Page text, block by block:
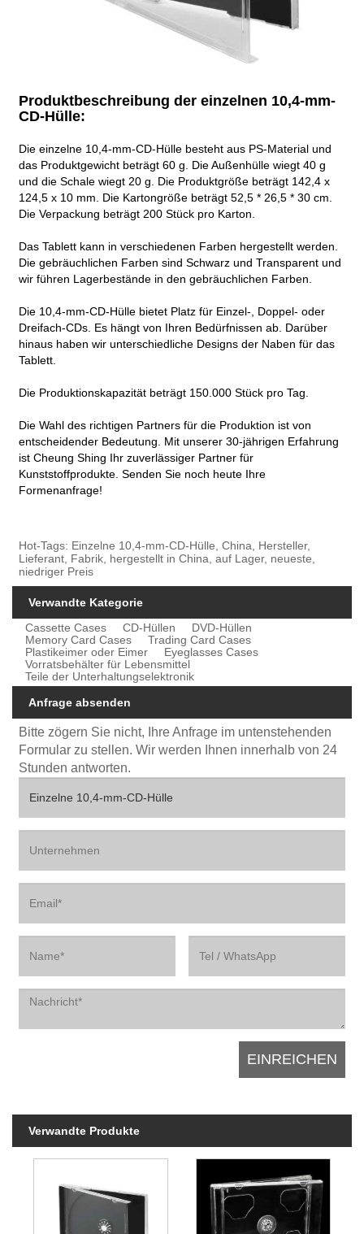
Produktbeschreibung der einzelnen 10,4-mm-
CD-Hülle:
Die einzelne 10,4-mm-CD-Hülle besteht aus PS-Material und
das Produktgewicht beträgt 60 g. Die Außenhülle wiegt 40 g
und die Schale wiegt 20 g. Die Produktgröße beträgt 142,4 x
124,5 x 10 mm. Die Kartongröße beträgt 52,5 * 26,5 * 30 cm.
Die Verpackung beträgt 200 Stück pro Karton.
Das Tablett kann in verschiedenen Farben hergestellt werden.
Die gebräuchlichen Farben sind Schwarz und Transparent und
wir führen Lagerbestände in den gebräuchlichen Farben.
Die 10,4-mm-CD-Hülle bietet Platz für Einzel-, Doppel- oder
Dreifach-CDs. Es hängt von Ihren Bedürfnissen ab. Darüber
hinaus haben wir unterschiedliche Designs der Naben für das
Tablett.
Die Produktionskapazität beträgt 150.000 Stück pro Tag.
Die Wahl des richtigen Partners für die Produktion ist von
entscheidender Bedeutung. Mit unserer 30-jährigen Erfahrung
ist Cheung Shing Ihr zuverlässiger Partner für
Kunststoffprodukte. Senden Sie noch heute Ihre
Formenanfrage!
Hot-Tags: Einzelne 10,4-mm-CD-Hülle, China, Hersteller,
Lieferant, Fabrik, hergestellt in China, auf Lager, neueste,
niedriger Preis
Verwandte Kategorie
Cassette Cases
CD-Hüllen
DVD-Hüllen
Memory Card Cases
Trading Card Cases
Plastikeimer oder Eimer
Eyeglasses Cases
Vorratsbehälter für Lebensmittel
Teile der Unterhaltungselektronik
Anfrage absenden
Bitte zögern Sie nicht, Ihre Anfrage im untenstehenden
Formular zu stellen. Wir werden Ihnen innerhalb von 24
Stunden antworten.
Verwandte Produkte